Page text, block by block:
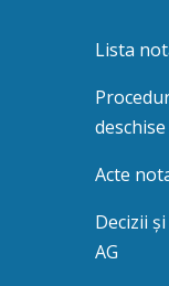
Lista
deschise
Acte
Decizii
AG